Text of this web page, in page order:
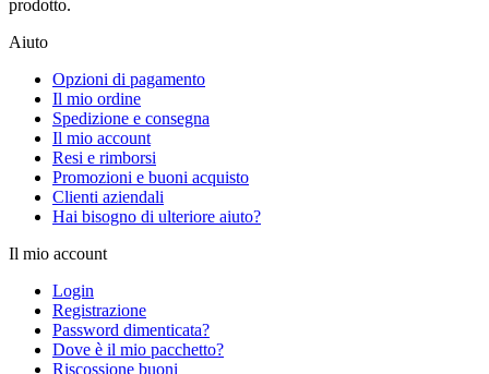
prodotto.
Aiuto
Opzioni di pagamento
Il mio ordine
Spedizione e consegna
Il mio account
Resi e rimborsi
Promozioni e buoni acquisto
Clienti aziendali
Hai bisogno di ulteriore aiuto?
Il mio account
Login
Registrazione
Password dimenticata?
Dove è il mio pacchetto?
Riscossione buoni